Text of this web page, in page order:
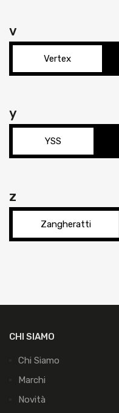
v
Vertex
y
YSS
z
Zangheratti
CHI SIAMO
Chi Siamo
Marchi
Novità